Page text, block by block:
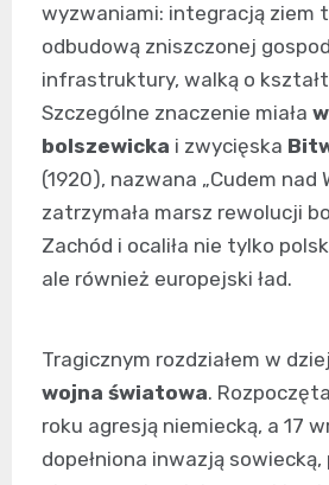
wyzwaniami: integracją ziem
odbudową zniszczonej
infrastruktury, walką o
Szczególne znaczenie miała
bolszewicka i zwycięska
(1920), nazwana „Cudem nad
zatrzymała marsz rewolucji
Zachód i ocaliła nie tylko
ale również europejski ład.
Tragicznym rozdziałem w
wojna światowa.
roku agresją niemiecką, a 17
dopełniona inwazją sowiecką,